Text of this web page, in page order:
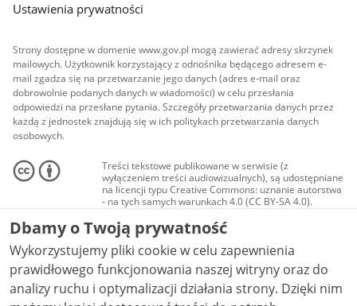
Ustawienia prywatności
Strony dostępne w domenie www.gov.pl mogą zawierać adresy skrzynek
mailowych. Użytkownik korzystający z odnośnika będącego adresem e-
mail zgadza się na przetwarzanie jego danych (adres e-mail oraz
dobrowolnie podanych danych w wiadomości) w celu przesłania
odpowiedzi na przesłane pytania. Szczegóły przetwarzania danych przez
każdą z jednostek znajdują się w ich politykach przetwarzania danych
osobowych.
Treści tekstowe publikowane w serwisie (z
wyłączeniem treści audiowizualnych), są udostępniane
na licencji typu Creative Commons: uznanie autorstwa
- na tych samych warunkach 4.0 (CC BY-SA 4.0).
Materiały audiowizualne, w tym zdjęcia, materiały
audio i wideo, są udostępniane na licencji typu
Creative Commons: uznanie autorstwa użycie
niekomercyjne - bez utworów zależnych 4.0 (CC BY-
NC-ND 4.0), o ile nie jest to stwierdzone inaczej.
Dbamy o Twoją prywatność
Wykorzystujemy pliki cookie w celu zapewnienia
prawidłowego funkcjonowania naszej witryny oraz do
analizy ruchu i optymalizacji działania strony. Dzięki nim